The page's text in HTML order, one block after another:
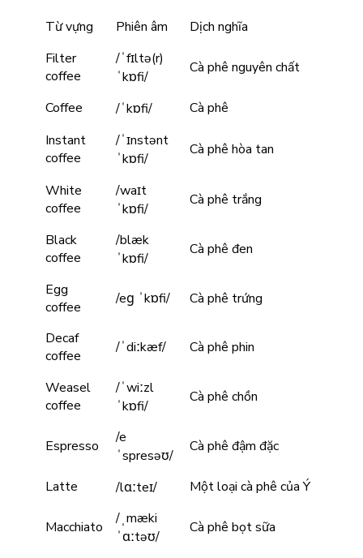
Từ vựng Phiên âm
Dịch nghĩa
Filter
coffee
/ˈfɪltə(r)
ˈkɒfi/
Cà phê nguyên chất
Coffee /ˈkɒfi/
Cà phê
Instant
coffee
/ˈɪnstənt
ˈkɒfi/
Cà phê hòa tan
White
coffee
/waɪt
ˈkɒfi/
Cà phê trắng
Black
coffee
/blæk
ˈkɒfi/
Cà phê đen
Egg
coffee
/eɡ ˈkɒfi/ Cà phê trứng
Decaf
coffee
/ˈdiːkæf/ Cà phê phin
Weasel
coffee
/ˈwiːzl
ˈkɒfi/
Cà phê chồn
Espresso
/e
ˈspresəʊ/
Cà phê đậm đặc
Latte /lɑːteɪ/ Một loại cà phê của Ý
Macchiato
/ˌmæki
ˈɑːtəʊ/
Cà phê bọt sữa